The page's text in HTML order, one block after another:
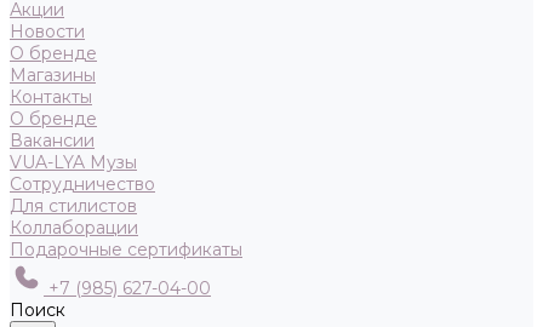
Акции
Новости
О бренде
Магазины
Контакты
О бренде
Вакансии
VUA-LYA Музы
Сотрудничество
Для стилистов
Коллаборации
Подарочные сертификаты
+7 (985) 627-04-00
Поиск